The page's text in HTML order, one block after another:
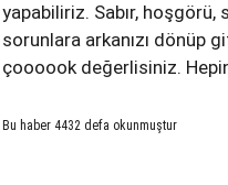
yapabiliriz. Sabır, hoşgörü,
sorunlara arkanızı dönüp
çoooook değerlisiniz.
Bu haber 4432 defa okunmuştur